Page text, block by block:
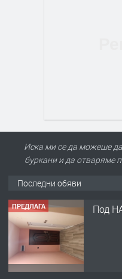
Иска ми се да можеше
буркани и да отваряме
Последни обяви
ПРЕДЛАГА Под